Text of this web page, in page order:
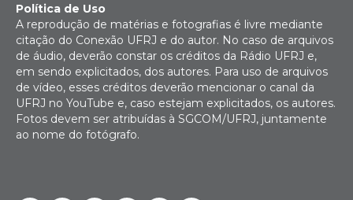
Política de Uso
A reprodução de matérias e fotografias é livre mediante
citação do Conexão UFRJ e do autor. No caso de arquivos
de áudio, deverão constar os créditos da Rádio UFRJ e,
em sendo explicitados, dos autores. Para uso de arquivos
de vídeo, esses créditos deverão mencionar o canal da
UFRJ no YouTube e, caso estejam explicitados, os autores.
Fotos devem ser atribuídas à SGCOM/UFRJ, juntamente
ao nome do fotógrafo.